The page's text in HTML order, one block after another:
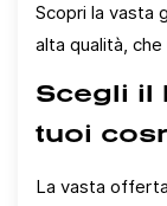
Scopri la vasta
alta qualità,
Scegli il
tuoi
La vasta